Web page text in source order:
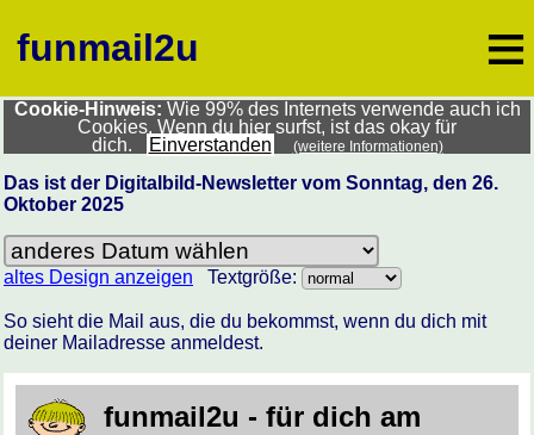
funmail2u ≡
Cookie-Hinweis: Wie 99% des Internets verwende auch ich
Cookies. Wenn du hier surfst, ist das okay für
dich.
Einverstanden (weitere Informationen)
Das ist der Digitalbild-Newsletter vom Sonntag, den 26.
Oktober 2025
altes Design anzeigen Textgröße:
So sieht die Mail aus, die du bekommst, wenn du dich mit
deiner Mailadresse anmeldest.
funmail2u - für dich am